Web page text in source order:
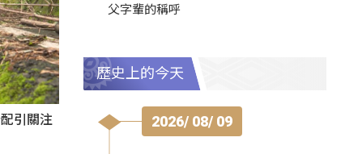
引關注
父字輩的稱呼
歷史上的今天
2026/ 08/ 09